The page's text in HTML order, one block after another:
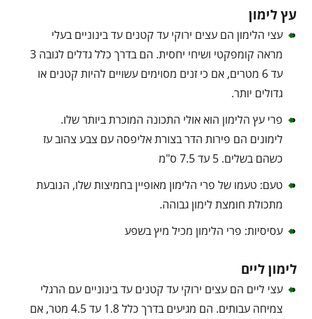
עץ לימון
עצי הלימון הם עצים ירוקי עד קטנים עד בינוניים בעלי
מראה קומפקטי ושיחי יחסית. הם בדרך כלל גדלים לגובה 3
עד 6 מטרים, אם כי זנים מסוימים עשויים להיות קטנים או
גדולים יותר.
פרי עץ הלימון הוא אולי התכונה המוכרת ביותר שלו.
לימונים הם פירות הדר בצורת אליפסה עם צבע צהוב עז
כשהם בשלים. 5 עד 7.5 ס"מ
טעם: טעמו של פרי הלימון מאופיין בחמיצות שלו, הנובעת
מתכולת חומצת לימון גבוהה.
עסיסיות: פרי הלימון מכיל מיץ בשפע
לימון ליים
עצי ליים הם עצים ירוקי עד קטנים עד בינוניים עם הרגלי
צמיחה עבותים. הם מגיעים בדרך כלל 1.8 עד 4.5 מטר, אם